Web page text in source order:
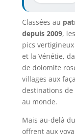
Classées au
depuis 2009,
pics
et la Vénétie,
de dolomite
villages aux
destinations
au monde.
Mais au-delà
offrent aux